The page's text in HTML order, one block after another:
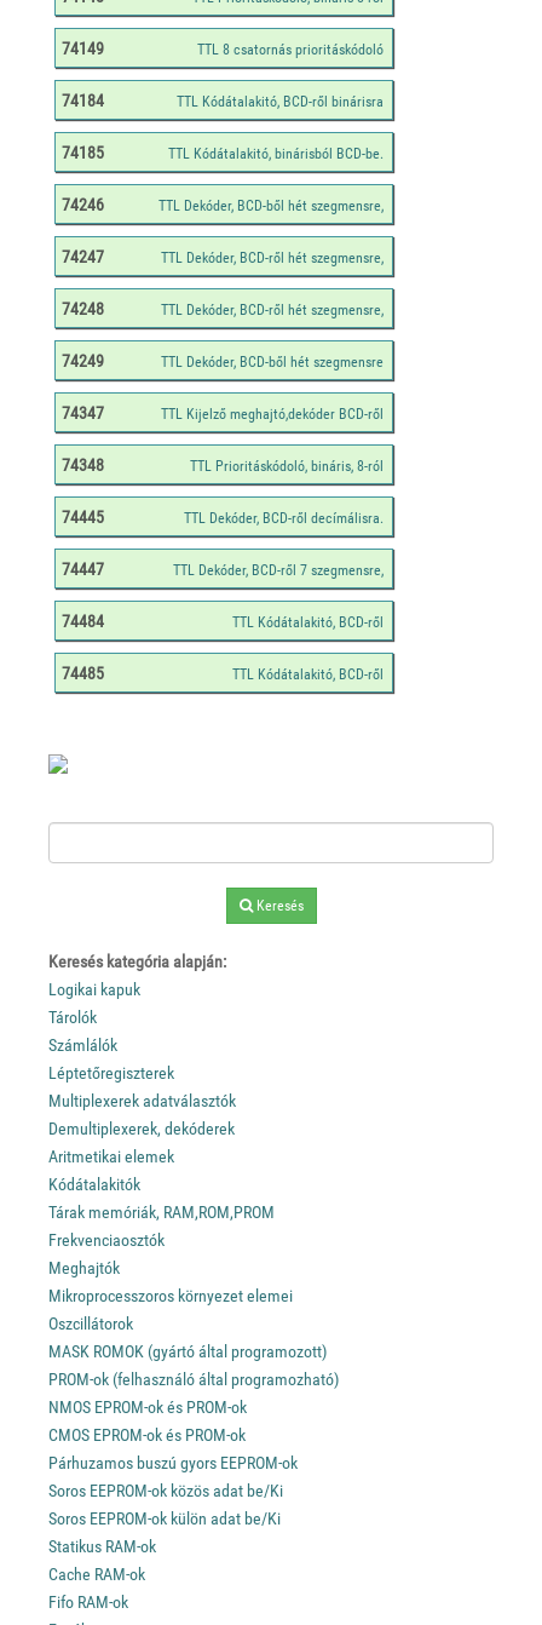
74149
74184
74185
74246
74247
74248
74249
74347
74348
74445
74447
74484
74485
Keresés
Keresés kategória alapján:
Logikai kapuk
Tárolók
Számlálók
Léptetőregiszterek
Multiplexerek adatválasztók
Demultiplexerek, dekóderek
Aritmetikai elemek
Kódátalakitók
Tárak memóriák, RAM,ROM,PROM
Frekvenciaosztók
Meghajtók
Mikroprocesszoros környezet elemei
Oszcillátorok
MASK ROMOK (gyártó által programozott)
PROM-ok (felhasználó által programozható)
NMOS EPROM-ok és PROM-ok
CMOS EPROM-ok és PROM-ok
Párhuzamos buszú gyors EEPROM-ok
Soros EEPROM-ok közös adat be/Ki
Soros EEPROM-ok külön adat be/Ki
Statikus RAM-ok
Cache RAM-ok
Fifo RAM-ok